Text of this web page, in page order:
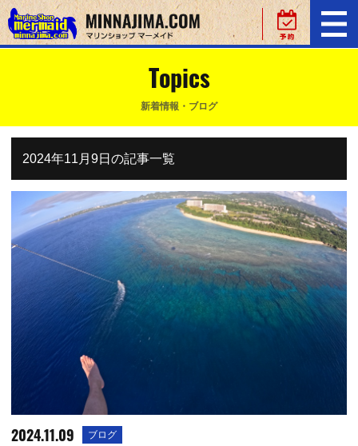
Topics
新着情報・ブログ
2024年11月9日の記事一覧
2024.11.09 ブログ